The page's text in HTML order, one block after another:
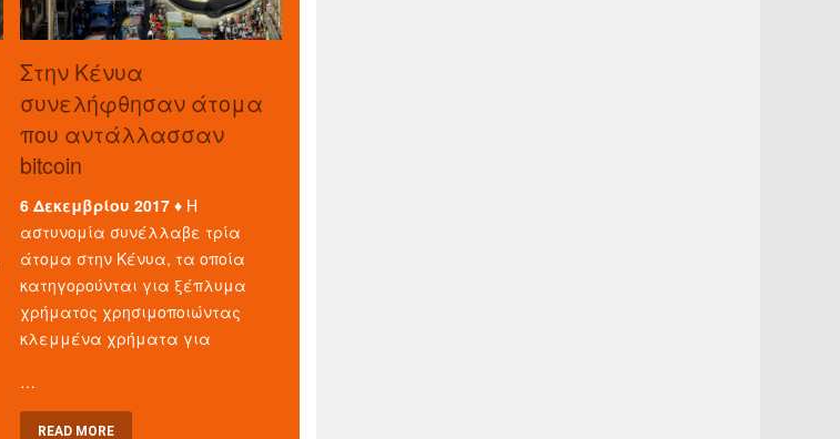
Στην Κένυα
συνελήφθησαν άτομα
που αντάλλασσαν
bitcoin
6 Δεκεμβρίου 2017 ♦ Η
αστυνομία συνέλλαβε τρία
άτομα στην Κένυα, τα οποία
κατηγορούνται για ξέπλυμα
χρήματος χρησιμοποιώντας
κλεμμένα χρήματα για
…
READ MORE